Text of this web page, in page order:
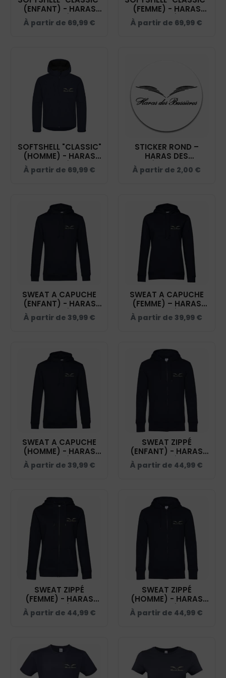
(ENFANT) - HARAS
DES BUSSIÈRES -
NAVY - 0200909
À partir de 69,99 €
(FEMME) - HARAS
DES BUSSIÈRES -
NAVY - 0200917
À partir de 69,99 €
SOFTSHELL "CLASSIC"
(HOMME) - HARAS
DES BUSSIÈRES -
NAVY - 0200912
À partir de 69,99 €
STICKER ROND –
HARAS DES
BUSSIÈRES – STI001
À partir de 2,00 €
SWEAT A CAPUCHE
(ENFANT) - HARAS
DES BUSSIÈRES -
NAVY - K477
À partir de 39,99 €
SWEAT A CAPUCHE
(FEMME) – HARAS
DES BUSSIÈRES -
NAVY - BCW34B
À partir de 39,99 €
SWEAT A CAPUCHE
(HOMME) - HARAS
DES BUSSIÈRES -
NAVY - BCU33B
À partir de 39,99 €
SWEAT ZIPPÉ
(ENFANT) - HARAS
DES BUSSIÈRES -
NAVY - K455
À partir de 44,99 €
SWEAT ZIPPÉ
(FEMME) - HARAS
DES BUSSIÈRES -
NAVY - BCW03Q
À partir de 44,99 €
SWEAT ZIPPÉ
(HOMME) - HARAS
DES BUSSIÈRES -
NAVY - BCU03K
À partir de 44,99 €